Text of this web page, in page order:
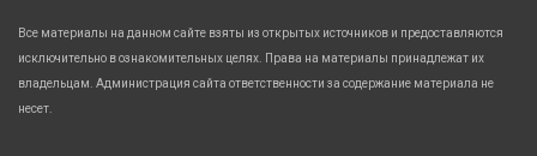
Все материалы на данном сайте взяты из открытых источников и предоставляются
исключительно в ознакомительных целях. Права на материалы принадлежат их
владельцам. Администрация сайта ответственности за содержание материала не
несет.